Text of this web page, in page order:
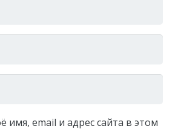
имя, email и адрес сайта в этом